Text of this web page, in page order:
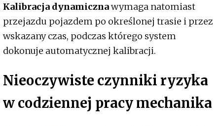
Kalibracja dynamicznawymaga natomiast
przejazdu pojazdem po określonej trasie i przez
wskazany czas, podczas którego system
dokonuje automatycznej kalibracji.
Nieoczywiste czynniki ryzyka
w codziennej pracy mechanika